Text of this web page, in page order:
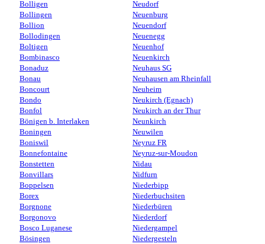
Bolligen
Bollingen
Bollion
Bollodingen
Boltigen
Bombinasco
Bonaduz
Bonau
Boncourt
Bondo
Bonfol
Bönigen b. Interlaken
Boningen
Boniswil
Bonnefontaine
Bonstetten
Bonvillars
Boppelsen
Borex
Borgnone
Borgonovo
Bosco Luganese
Bösingen
Neudorf
Neuenburg
Neuendorf
Neuenegg
Neuenhof
Neuenkirch
Neuhaus SG
Neuhausen am Rheinfall
Neuheim
Neukirch (Egnach)
Neukirch an der Thur
Neunkirch
Neuwilen
Neyruz FR
Neyruz-sur-Moudon
Nidau
Nidfurn
Niederbipp
Niederbuchsiten
Niederbüren
Niederdorf
Niedergampel
Niedergesteln